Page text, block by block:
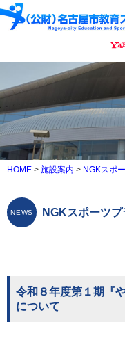
HOME > 施設案内 > NGKスポ
NGKスポーツ
令和８年度第１期『
について